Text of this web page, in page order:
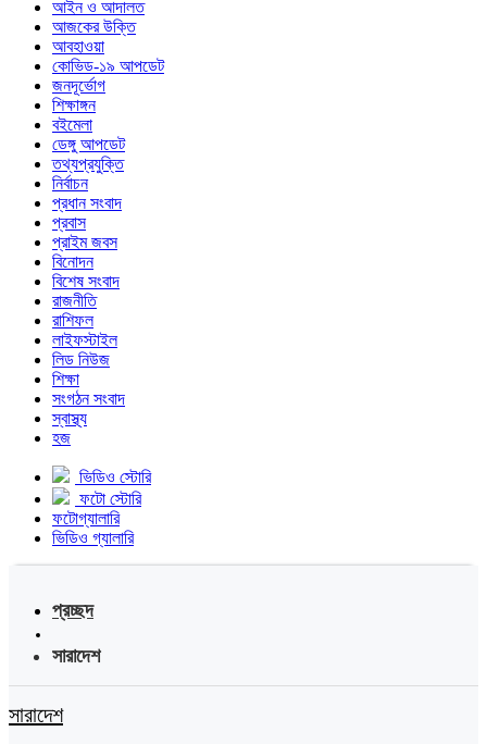
আইন ও আদালত
আজকের উক্তি
আবহাওয়া
কোভিড-১৯ আপডেট
জনদূর্ভোগ
শিক্ষাঙ্গন
বইমেলা
ডেঙ্গু আপডেট
তথ্যপ্রযুক্তি
নির্বাচন
প্রধান সংবাদ
প্রবাস
প্রাইম জবস
বিনোদন
বিশেষ সংবাদ
রাজনীতি
রাশিফল
লাইফস্টাইল
লিড নিউজ
শিক্ষা
সংগঠন সংবাদ
স্বাস্থ্য
হজ
ভিডিও স্টোরি
ফটো স্টোরি
ফটোগ্যালারি
ভিডিও গ্যালারি
প্রচ্ছদ
সারাদেশ
সারাদেশ